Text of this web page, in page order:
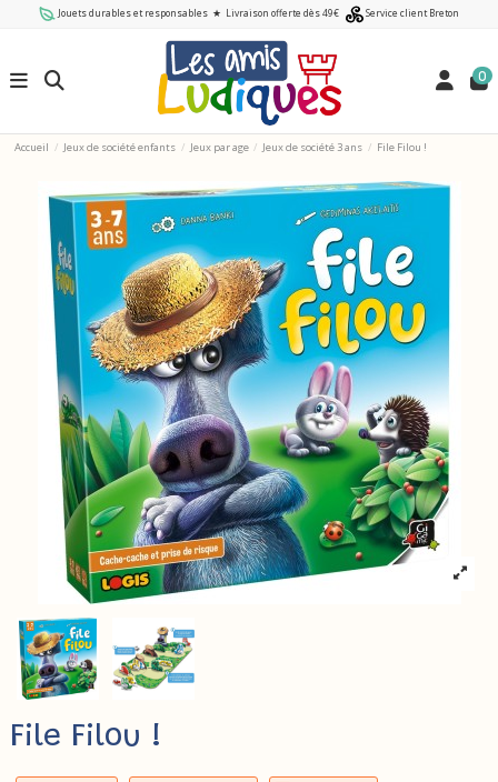
Jouets durables et responsables ★ Livraison offerte dès 49€ Service client Breton
0
Accueil Jeux de société enfants Jeux par age Jeux de société 3 ans File Filou !
File Filou !